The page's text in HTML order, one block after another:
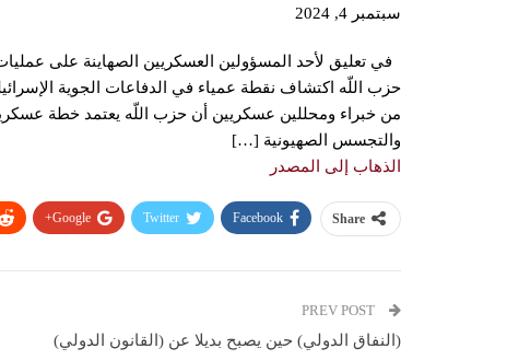
سبتمبر 4, 2024
في تعليق لأحد المسؤولين العسكريين الصهاينة على
حزب اللّه اكتشاف نقطة عمياء في الدفاعات الجوية
من خبراء ومحللين عسكريين أن حزب اللّه يعتمد خطة
والتجسس الصهيونية […]
الذهاب إلى المصدر
Share
Facebook
Twitter
Google+
(النفاق الدولي) حين يصبح بديلا عن (القانون الدولي)